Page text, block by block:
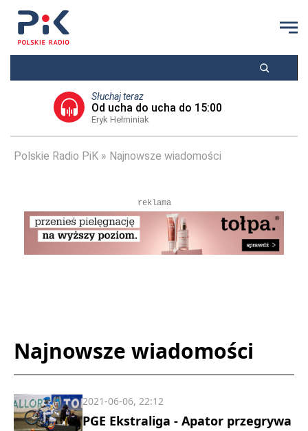
Słuchaj teraz
Od ucha do ucha do 15:00
Eryk Hełminiak
Polskie Radio PiK Najnowsze wiadomości
reklama
Najnowsze wiadomości
PGE Ekstraliga - Apator przegrywa
2021-06-06, 22:12